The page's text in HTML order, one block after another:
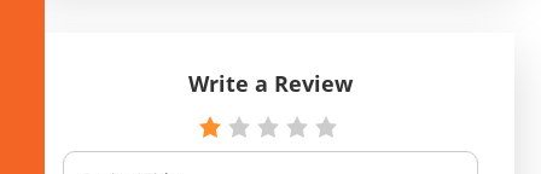
Write a Review